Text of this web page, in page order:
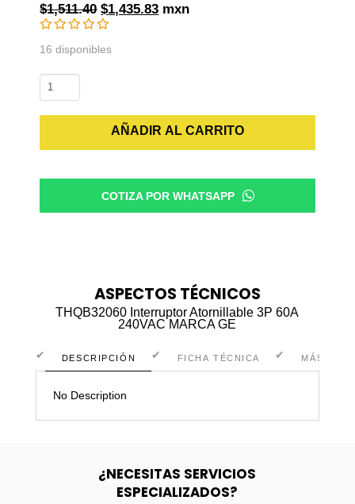
$1,511.40 Original
price
was:
$1,435.83Current
mxn
16 disponibles
THQB32060
Interruptor
Atornillable
60A
AÑADIR AL CARRITO
COTIZA POR WHATSAPP
ASPECTOS TÉCNICOS
THQB32060 Interruptor Atornillable 3P 60A
240VAC MARCA GE
DESCRIPCIÓN FICHA TÉCNICA MÁS
No Description
¿NECESITAS SERVICIOS
ESPECIALIZADOS?